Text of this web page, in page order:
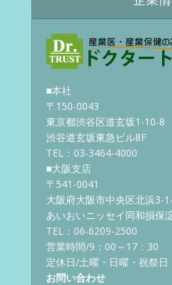
■本社
〒150-0043
東京都渋谷区道玄坂1-10-8
渋谷道玄坂東急ビル8F
TEL：03-3464-4000
■大阪支店
〒541-0041
大阪府大阪市中央区北浜3-
あいおいニッセイ同和損保
TEL：06-6209-2500
営業時間/9：00～17：30
定休日/土曜・日曜・祝祭日
お問い合わせ